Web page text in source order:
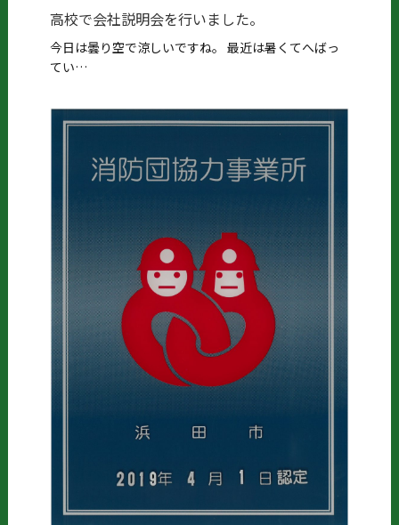
高校で会社説明会を行いました。
今日は曇り空で涼しいですね。 最近は暑くてへばっ
てい…